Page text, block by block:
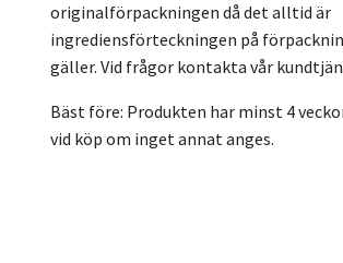
originalförpackningen då det alltid är
ingrediensförteckningen på
gäller. Vid frågor kontakta vår
Bäst före: Produkten har minst 4
vid köp om inget annat anges.